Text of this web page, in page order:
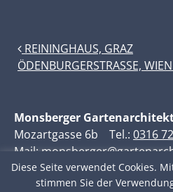
POSTREININGHAUS, GRAZ
ÖDENBURGERSTRASSE, WIEN
Monsberger
Mozartgasse 6b Tel.: 0316
Mail:
Datenschutzerklärung
Diese Seite verwendet Cookies.
stimmen Sie der